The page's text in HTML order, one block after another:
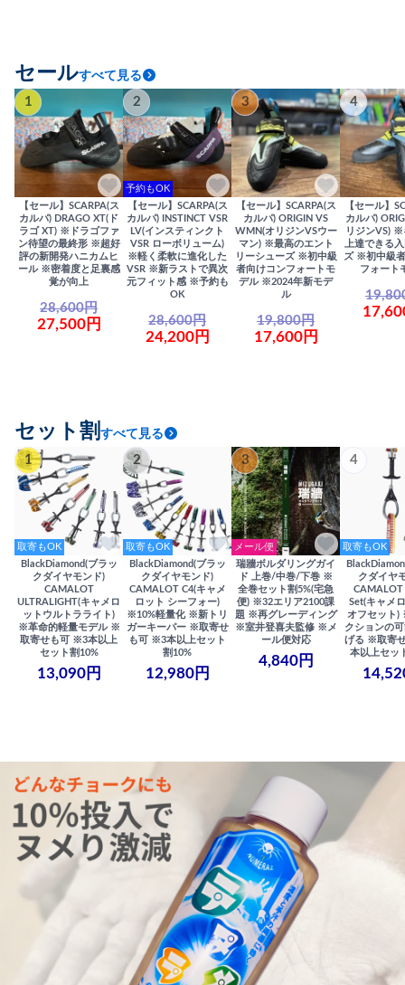
セールすべて見る
1
【セール】SCARPA(ス
カルパ) DRAGO XT(ド
ラゴ XT) ※ドラゴファ
ン待望の最終形 ※超好
評の新開発ハニカムヒ
ール ※密着度と足裏感
覚が向上
28,600円
27,500円
2
予約もOK
【セール】SCARPA(ス
カルパ) INSTINCT VSR
LV(インスティンクト
VSR ローボリューム)
※軽く柔軟に進化した
VSR ※新ラストで異次
元フィット感 ※予約も
OK
28,600円
24,200円
3
【セール】SCARPA(ス
カルパ) ORIGIN VS
WMN(オリジンVSウー
マン) ※最高のエント
リーシューズ ※初中級
者向けコンフォートモ
デル ※2024年新モデ
ル
19,800円
17,600円
4
【セール】
カルパ)
リジンVS) ※
上達できる
ズ ※初中級
フォート
セット割 すべて見る
1
取寄もOK
BlackDiamond(ブラッ
クダイヤモンド)
CAMALOT
ULTRALIGHT(キャメロ
ットウルトラライト)
※革命的軽量モデル ※
取寄せも可 ※3本以上
セット割10%
13,090円
2
取寄もOK
BlackDiamond(ブラッ
クダイヤモンド)
CAMALOT C4(キャメ
ロット シーフォー)
※10%軽量化 ※新トリ
ガーキーパー ※取寄せ
も可 ※3本以上セット
割10%
12,980円
3
メール便
瑞牆ボルダリングガイ
ド 上巻/中巻/下巻 ※
全巻セット割5%(宅急
便) ※32エリア2100課
題 ※再グレーディング
※室井登喜夫監修 ※メ
ール便対応
4,840円
4
取寄もOK
クダイヤ
Set(キャメ
オフセット)
クションの
げる ※取寄
本以上セッ